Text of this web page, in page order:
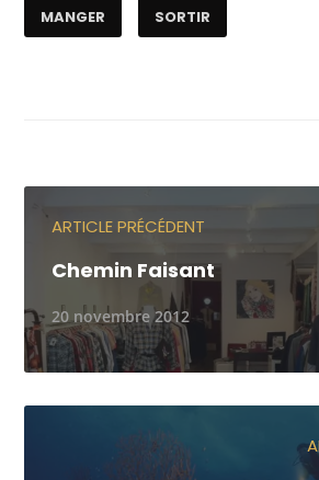
MANGER SORTIR
ARTICLE PRÉCÉDENT
Chemin Faisant
20 novembre 2012